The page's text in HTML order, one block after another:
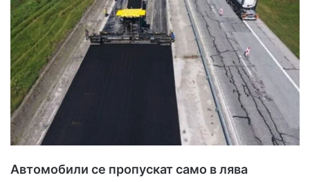
w
o
n
n
e
m
Автомобили се пропускат само в лява